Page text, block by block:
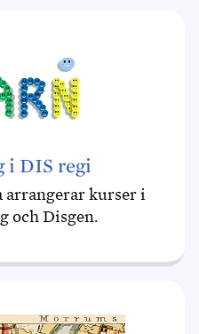
DIS regi
arrangerar kurser i
och Disgen.